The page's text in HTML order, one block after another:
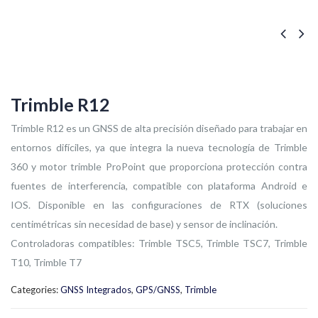
Trimble R12
Trimble R12 es un GNSS de alta precisión diseñado para trabajar en
entornos difíciles, ya que integra la nueva tecnología de Trimble
360 y motor trimble ProPoint que proporciona protección contra
fuentes de interferencia, compatible con plataforma Android e
IOS. Disponible en las configuraciones de RTX (soluciones
centimétricas sin necesidad de base) y sensor de inclinación.
Controladoras compatibles: Trimble TSC5, Trimble TSC7, Trimble
T10, Trimble T7
Categories:GNSS Integrados, GPS/GNSS, Trimble